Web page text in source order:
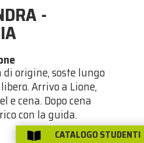
-
origine, soste lungo
Arrivo a Lione,
e cena. Dopo cena
con la guida.
 CATALOGO STUDENTI